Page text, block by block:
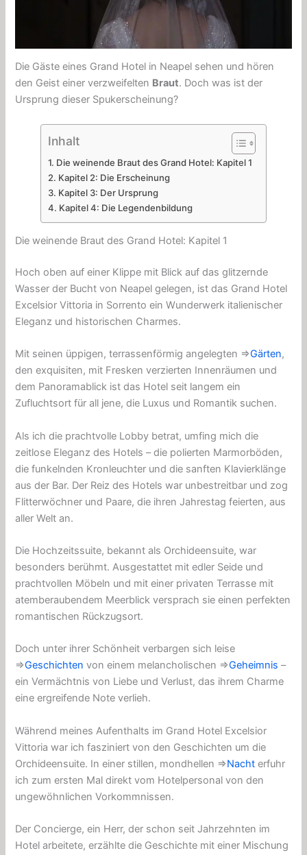
Die Gäste eines Grand Hotel in Neapel sehen und hören
den Geist einer verzweifelten Braut. Doch was ist der
Ursprung dieser Spukerscheinung?
Inhalt
Die weinende Braut des Grand Hotel: Kapitel 1
Kapitel 2: Die Erscheinung
Kapitel 3: Der Ursprung
Kapitel 4: Die Legendenbildung
Die weinende Braut des Grand Hotel: Kapitel 1
Hoch oben auf einer Klippe mit Blick auf das glitzernde
Wasser der Bucht von Neapel gelegen, ist das Grand Hotel
Excelsior Vittoria in Sorrento ein Wunderwerk italienischer
Eleganz und historischen Charmes.
Mit seinen üppigen, terrassenförmig angelegten ⇒Gärten,
den exquisiten, mit Fresken verzierten Innenräumen und
dem Panoramablick ist das Hotel seit langem ein
Zufluchtsort für all jene, die Luxus und Romantik suchen.
Als ich die prachtvolle Lobby betrat, umfing mich die
zeitlose Eleganz des Hotels – die polierten Marmorböden,
die funkelnden Kronleuchter und die sanften Klavierklänge
aus der Bar. Der Reiz des Hotels war unbestreitbar und zog
Flitterwöchner und Paare, die ihren Jahrestag feierten, aus
aller Welt an.
Die Hochzeitssuite, bekannt als Orchideensuite, war
besonders berühmt. Ausgestattet mit edler Seide und
prachtvollen Möbeln und mit einer privaten Terrasse mit
atemberaubendem Meerblick versprach sie einen perfekten
romantischen Rückzugsort.
Doch unter ihrer Schönheit verbargen sich leise
⇒Geschichten von einem melancholischen ⇒Geheimnis –
ein Vermächtnis von Liebe und Verlust, das ihrem Charme
eine ergreifende Note verlieh.
Während meines Aufenthalts im Grand Hotel Excelsior
Vittoria war ich fasziniert von den Geschichten um die
Orchideensuite. In einer stillen, mondhellen ⇒Nacht erfuhr
ich zum ersten Mal direkt vom Hotelpersonal von den
ungewöhnlichen Vorkommnissen.
Der Concierge, ein Herr, der schon seit Jahrzehnten im
Hotel arbeitete, erzählte die Geschichte mit einer Mischung